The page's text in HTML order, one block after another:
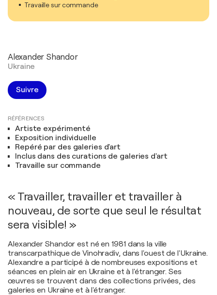
Travaille sur commande
Alexander Shandor
Ukraine
Suivre
RÉFÉRENCES
Artiste expérimenté
Exposition individuelle
Repéré par des galeries d'art
Inclus dans des curations de galeries d'art
Travaille sur commande
« Travailler, travailler et travailler à
nouveau, de sorte que seul le résultat
sera visible! »
Alexander Shandor est né en 1981 dans la ville
transcarpathique de Vinohradiv, dans l'ouest de l'Ukraine.
Alexandre a participé à de nombreuses expositions et
séances en plein air en Ukraine et à l'étranger. Ses
œuvres se trouvent dans des collections privées, des
galeries en Ukraine et à l'étranger.